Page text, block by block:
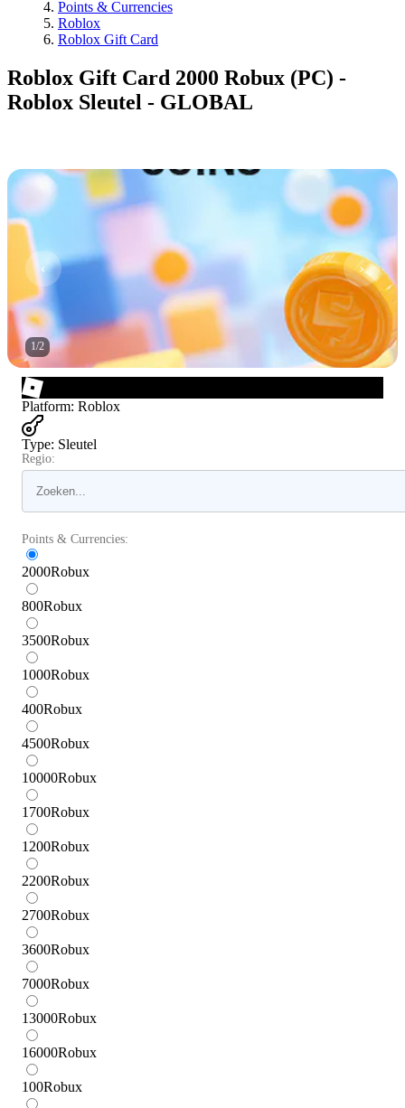
Points & Currencies
Roblox
Roblox Gift Card
Roblox Gift Card 2000 Robux (PC) -
Roblox Sleutel - GLOBAL
1/2
Platform: Roblox
Type: Sleutel
Regio:
Points & Currencies:
2000Robux
800Robux
3500Robux
1000Robux
400Robux
4500Robux
10000Robux
1700Robux
1200Robux
2200Robux
2700Robux
3600Robux
7000Robux
13000Robux
16000Robux
100Robux